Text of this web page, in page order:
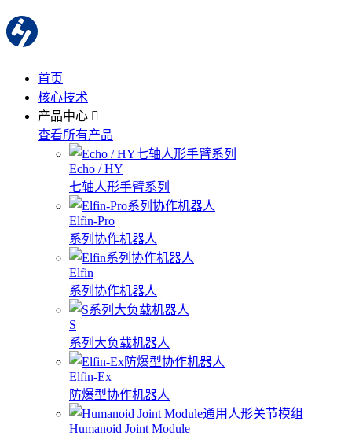
首页
核心技术
产品中心
查看所有产品
Echo / HY
七轴人形手臂系列
Elfin-Pro
系列协作机器人
Elfin
系列协作机器人
S
系列大负载机器人
Elfin-Ex
防爆型协作机器人
Humanoid Joint Module